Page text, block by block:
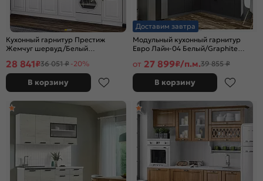
Кухонный гарнитур Престиж
Жемчуг шервуд/Белый
28 841₽36 051 ₽ -20%
В корзину
Доставим завтра
Модульный кухонный гарнитур
Евро Лайн-04 Белый/Graphite
от 27 899₽/п.м.39 855 ₽
В корзину